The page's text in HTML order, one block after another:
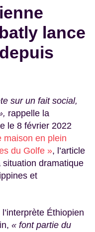
lance
sur un fait social,
rappelle la
le 8 février 2022
maison en plein
du Golfe », l’article
dramatique
et
Éthiopien
« font partie du